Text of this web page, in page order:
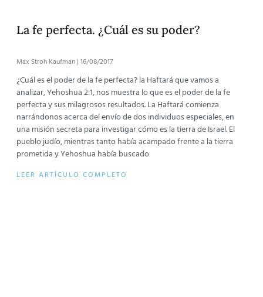
La fe perfecta. ¿Cuál es su poder?
Max Stroh Kaufman 16/08/2017
¿Cuál es el poder de la fe perfecta? la Haftará que vamos a
analizar, Yehoshua 2:1, nos muestra lo que es el poder de la fe
perfecta y sus milagrosos resultados. La Haftará comienza
narrándonos acerca del envío de dos individuos especiales, en
una misión secreta para investigar cómo es la tierra de Israel. El
pueblo judío, mientras tanto había acampado frente a la tierra
prometida y Yehoshua había buscado
LEER ARTÍCULO COMPLETO